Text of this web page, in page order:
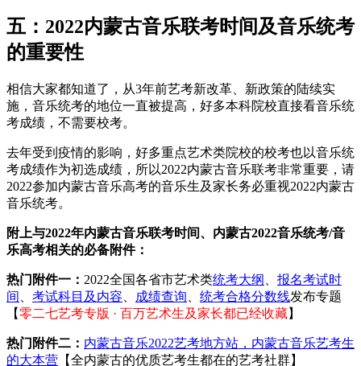
五：2022内蒙古音乐联考时间及音乐统考
的重要性
相信大家都知道了，从3年前艺考新改革、新政策的陆续实
施，音乐统考的地位一直被提高，好多本科院校直接看音乐统
考成绩，不需要校考。
去年受到疫情的影响，好多重点艺术类院校的校考也以音乐统
考成绩作为初选成绩，所以2022内蒙古音乐联考非常重要，请
2022参加内蒙古音乐高考的音乐生及家长务必重视2022内蒙古
音乐统考。
附上与2022年内蒙古音乐联考时间、内蒙古2022音乐统考/音
乐高考相关的必备附件：
热门附件一： 2022全国各省市艺术类统考大纲
报名考试时
间
考试科目及内容 成绩查询 统考合格分数线发布专题
【零二七艺考专版 · 百万艺术生及家长都已经收藏】
热门附件二： 内蒙古音乐2022艺考地方站，内蒙古音乐艺考生
的大本营 【全内蒙古的优质艺考生都在的艺考社群】